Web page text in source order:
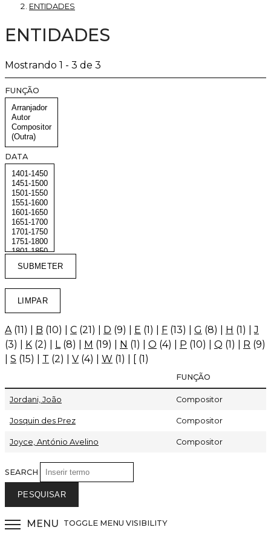
ENTIDADES
ENTIDADES
Mostrando 1 - 3 de 3
FUNÇÃO
DATA
A (11) B (10) C (21) D (9) E (1) F (13) G (8) H (1) |J
(3)
K (2) L (8) M (19) N (1) O (4) P (10) Q (1) R (9)
S (15) T (2) V (4) W (1) [ (1)
FUNÇÃO
Jordani, João Compositor
Josquin des Prez Compositor
Joyce, António Avelino Compositor
SEARCH
MENU TOGGLE MENU VISIBILITY